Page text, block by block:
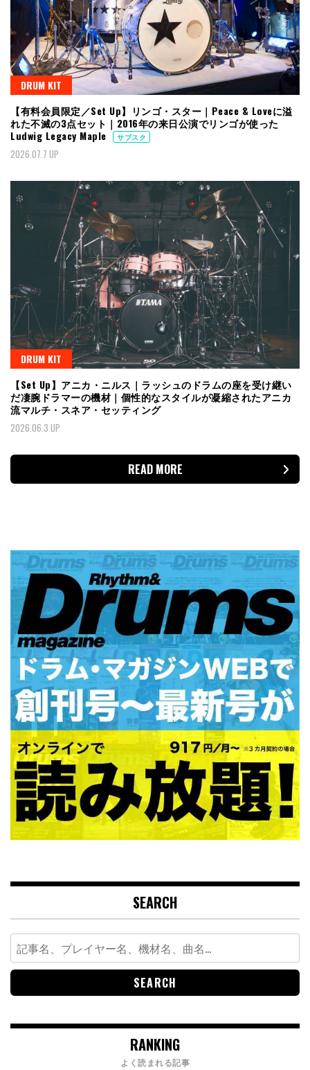
DRUM KIT
【有料会員限定／Set Up】リンゴ・スター｜Peace & Loveに溢
れた不滅の3点セット｜2016年の来日公演でリンゴが使った
Ludwig Legacy Maple
サブスク
2026.07.7 UP
DRUM KIT
【Set Up】アニカ・ニルス｜ラッシュのドラムの座を受け継い
だ凄腕ドラマーの機材｜個性的なスタイルが凝縮されたアニカ
流マルチ・スネア・セッティング
2026.06.3 UP
READ MORE
SEARCH
Search
for:
RANKING
よく読まれる記事